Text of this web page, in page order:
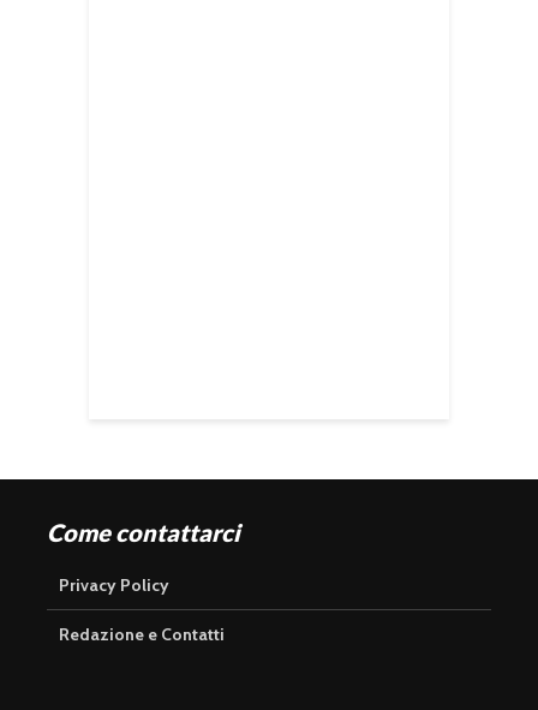
Come contattarci
Privacy Policy
Redazione e Contatti